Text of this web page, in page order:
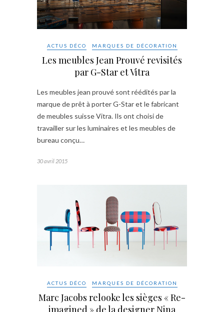
ACTUS DÉCO MARQUES DE DÉCORATION
Les meubles Jean Prouvé revisités
par G-Star et Vitra
Les meubles jean prouvé sont réédités par la
marque de prêt à porter G-Star et le fabricant
de meubles suisse Vitra. Ils ont choisi de
travailler sur les luminaires et les meubles de
bureau conçu…
30 avril 2015
ACTUS DÉCO MARQUES DE DÉCORATION
Marc Jacobs relooke les sièges « Re-
imagined » de la designer Nina